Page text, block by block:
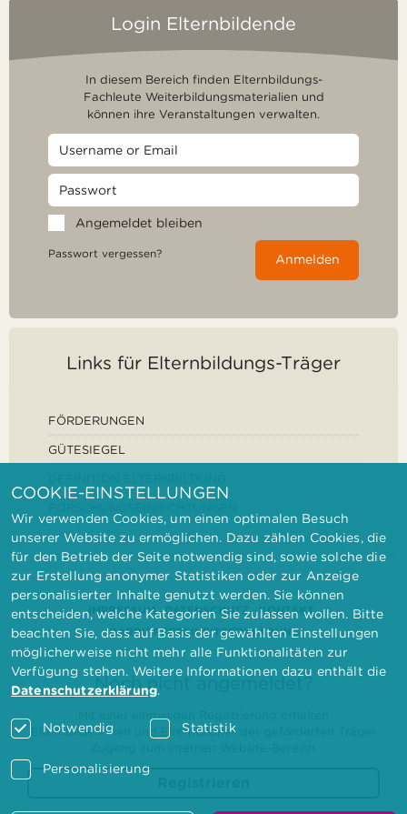
Login Elternbildende
In diesem Bereich finden Elternbildungs-
Fachleute Weiterbildungsmaterialien und
können ihre Veranstaltungen verwalten.
Angemeldet bleiben
Passwort vergessen? Anmelden
Links für Elternbildungs-Träger
FÖRDERUNGEN
GÜTESIEGEL
IMPRESSUM DATENSCHUTZ
KONTAKT
BARRIEREFREIHEITSERKLÄRUNG
Noch nicht angemeldet?
Elternbilderinnen und Elternbildner der geförderten Träger
COOKIE-EINSTELLUNGEN
Wir verwenden Cookies, um einen optimalen Besuch
unserer Website zu ermöglichen. Dazu zählen Cookies, die
für den Betrieb der Seite notwendig sind, sowie solche die
zur Erstellung anonymer Statistiken oder zur Anzeige
personalisierter Inhalte genutzt werden. Sie können
entscheiden, welche Kategorien Sie zulassen wollen. Bitte
beachten Sie, dass auf Basis der gewählten Einstellungen
möglicherweise nicht mehr alle Funktionalitäten zur
Verfügung stehen. Weitere Informationen dazu enthält die
Datenschutzerklärung.
Notwendig Statistik
Personalisierung